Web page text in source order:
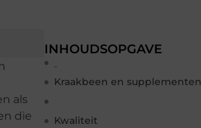
als
die
INHOUDSOPGAVE
Kraakbeen en supplementen
Kwaliteit